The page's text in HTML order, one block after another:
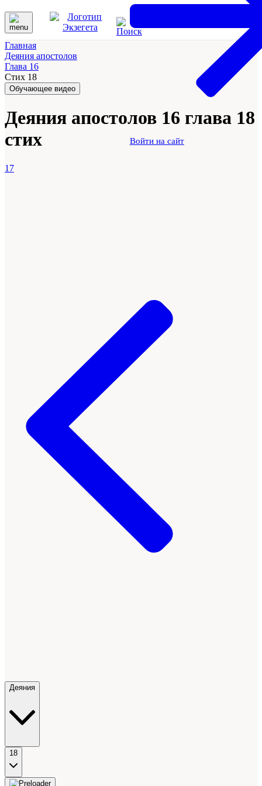
Войти на сайт
Главная
Деяния апостолов
Глава 16
Стих 18
Обучающее видео
Деяния апостолов 16 глава 18
стих
17
Деяния
18